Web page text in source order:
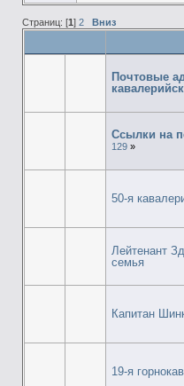
Страниц: [1] 2 Вниз
Почтовые
Ссылки на
129»
50-я
Лейтенант
семья
Капитан
19-я